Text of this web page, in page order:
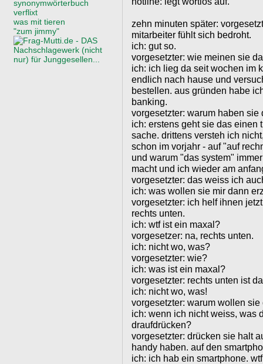
synonymwörterbuch
verflixt
was mit tieren
"zum jimmy"
zehn minuten später:
mitarbeiter fühlt sich bedroht.
ich: gut so.
vorgesetzter: wie meinen sie
ich: ich lieg da seit wochen im
endlich nach hause und
bestellen. aus gründen habe
banking.
vorgesetzter: warum haben sie
ich: erstens geht sie das einen
sache. drittens versteh ich
schon im vorjahr - auf "auf
und warum "das system"
macht und ich wieder am
vorgesetzter: das weiss ich
ich: was wollen sie mir dann
vorgesetzter: ich helf ihnen
rechts unten.
ich: wtf ist ein maxal?
vorgesetzer: na, rechts unten.
ich: nicht wo, was?
vorgesetzter: wie?
ich: was ist ein maxal?
vorgesetzter: rechts unten ist
ich: nicht wo, was!
vorgesetzter: warum wollen
ich: wenn ich nicht weiss, was
draufdrücken?
vorgesetzter: drücken sie halt
handy haben. auf den
ich: ich hab ein smartphone.